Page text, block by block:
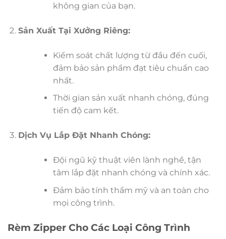
không gian của bạn.
Sản Xuất Tại Xưởng Riêng:
Kiểm soát chất lượng từ đầu đến cuối,
đảm bảo sản phẩm đạt tiêu chuẩn cao
nhất.
Thời gian sản xuất nhanh chóng, đúng
tiến độ cam kết.
Dịch Vụ Lắp Đặt Nhanh Chóng:
Đội ngũ kỹ thuật viên lành nghề, tận
tâm lắp đặt nhanh chóng và chính xác.
Đảm bảo tính thẩm mỹ và an toàn cho
mọi công trình.
Rèm Zipper Cho Các Loại Công Trình